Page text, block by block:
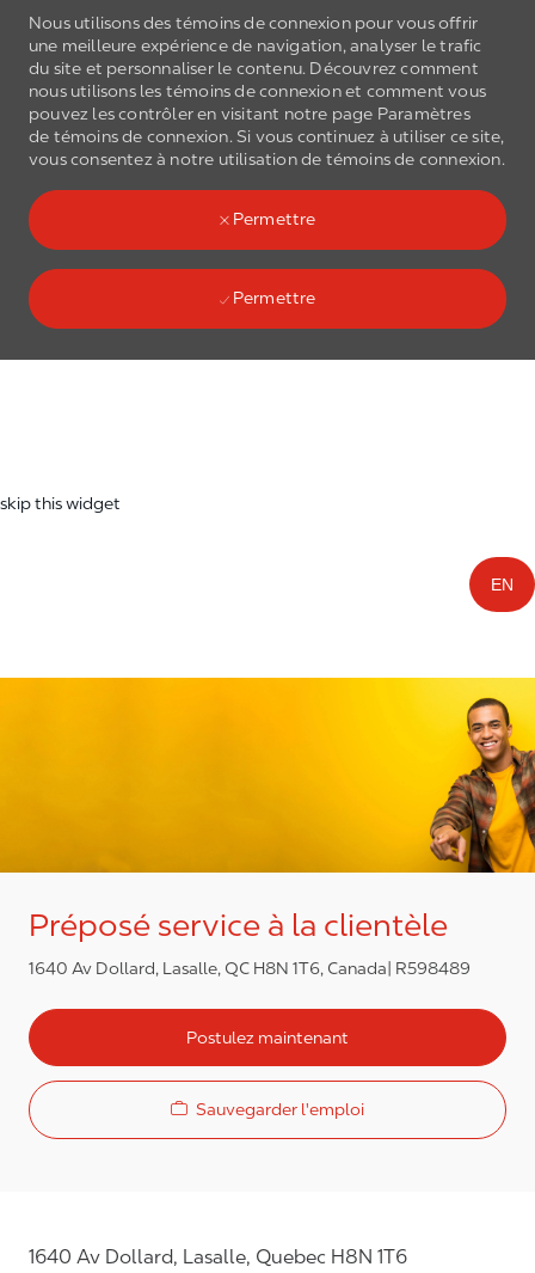
Nous utilisons des témoins de connexion pour vous offrir
une meilleure expérience de navigation, analyser le trafic
du site et personnaliser le contenu. Découvrez comment
nous utilisons les témoins de connexionet comment vous
pouvez les contrôler en visitant notre page Paramètres
de témoins de connexion. Si vous continuez à utiliser ce site,
vous consentez à notre utilisation de témoins de connexion.
Permettre
Permettre
Skip to main content
(0)
skip this widget
EN
Préposé service à la clientèle
1640 Av Dollard, Lasalle, QC H8N 1T6, Canada R598489
Postulez maintenant
Sauvegarder l'emploi
1640 Av Dollard, Lasalle, Quebec H8N 1T6